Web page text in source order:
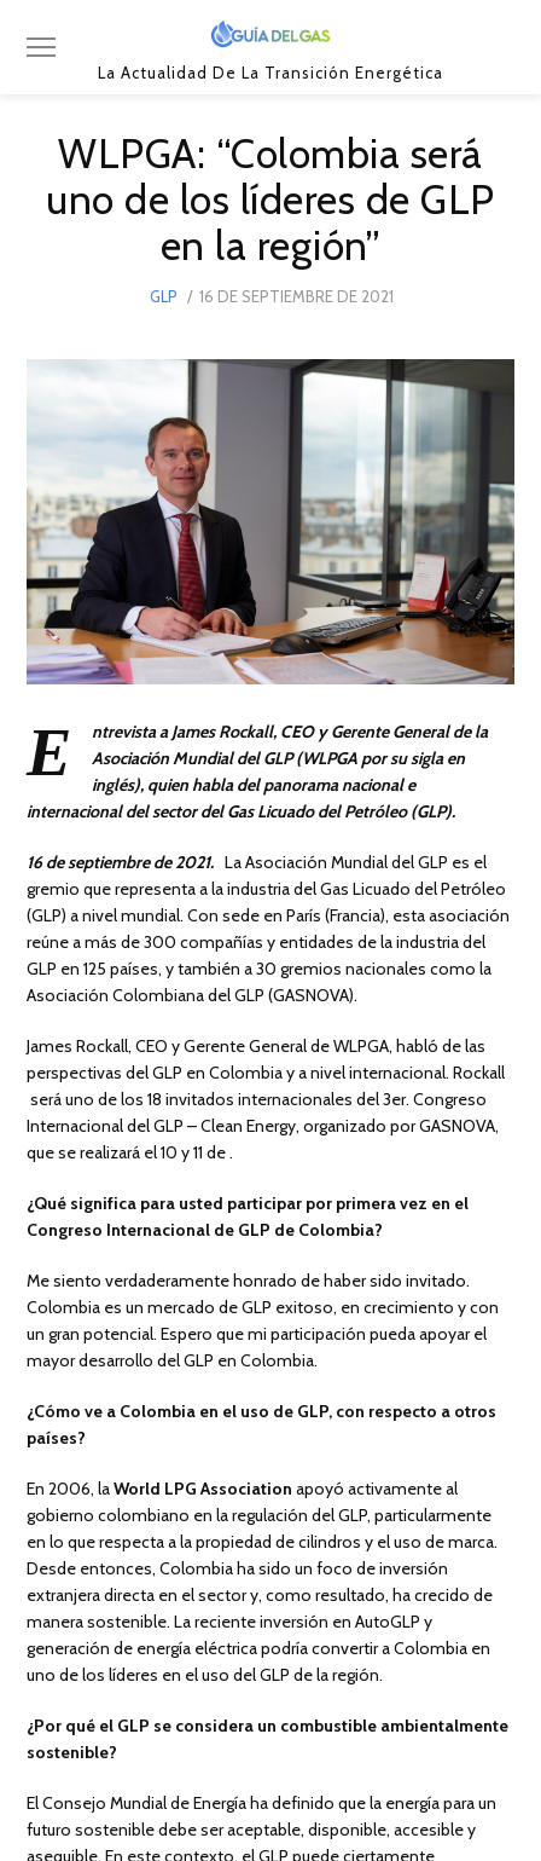
La Actualidad De La Transición Energética
WLPGA: “Colombia será
uno de los líderes de GLP
en la región”
GLP
POSTED
16 DE SEPTIEMBRE DE 2021
E
ntrevista a James Rockall, CEO y Gerente General de la
Asociación Mundial del GLP (WLPGA por su sigla en
inglés), quien habla del panorama nacional e
internacional del sector del Gas Licuado del Petróleo (GLP).
16 de septiembre de 2021. La Asociación Mundial del GLP es el
gremio que representa a la industria del Gas Licuado del Petróleo
(GLP) a nivel mundial. Con sede en París (Francia), esta asociación
reúne a más de 300 compañías y entidades de la industria del
GLP en 125 países, y también a 30 gremios nacionales como la
Asociación Colombiana del GLP (GASNOVA).
James Rockall, CEO y Gerente General de WLPGA, habló de las
perspectivas del GLP en Colombia y a nivel internacional. Rockall
será uno de los 18 invitados internacionales del 3er. Congreso
Internacional del GLP – Clean Energy, organizado por GASNOVA,
que se realizará el 10 y 11 de .
¿Qué significa para usted participar por primera vez en el
Congreso Internacional de GLP de Colombia?
Me siento verdaderamente honrado de haber sido invitado.
Colombia es un mercado de GLP exitoso, en crecimiento y con
un gran potencial. Espero que mi participación pueda apoyar el
mayor desarrollo del GLP en Colombia.
¿Cómo ve a Colombia en el uso de GLP, con respecto a otros
países?
En 2006, laWorld LPG Association apoyó activamente al
gobierno colombiano en la regulación del GLP, particularmente
en lo que respecta a la propiedad de cilindros y el uso de marca.
Desde entonces, Colombia ha sido un foco de inversión
extranjera directa en el sector y, como resultado, ha crecido de
manera sostenible. La reciente inversión en AutoGLP y
generación de energía eléctrica podría convertir a Colombia en
uno de los líderes en el uso del GLP de la región.
¿Por qué el GLP se considera un combustible ambientalmente
sostenible?
El Consejo Mundial de Energía ha definido que la energía para un
futuro sostenible debe ser aceptable, disponible, accesible y
asequible. En este contexto, el GLP puede ciertamente